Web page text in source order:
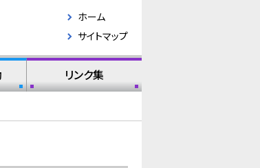
ホーム
サイトマップ
リンク集